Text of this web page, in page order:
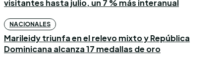
visitantes hasta julio, un 7 % más interanual
NACIONALES
Marileidy triunfa en el relevo mixto y República
Dominicana alcanza 17 medallas de oro